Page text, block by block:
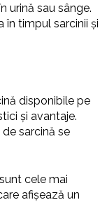
urină sau sânge.
timpul sarcinii și
disponibile pe
și avantaje.
sarcină se
cele mai
afișează un